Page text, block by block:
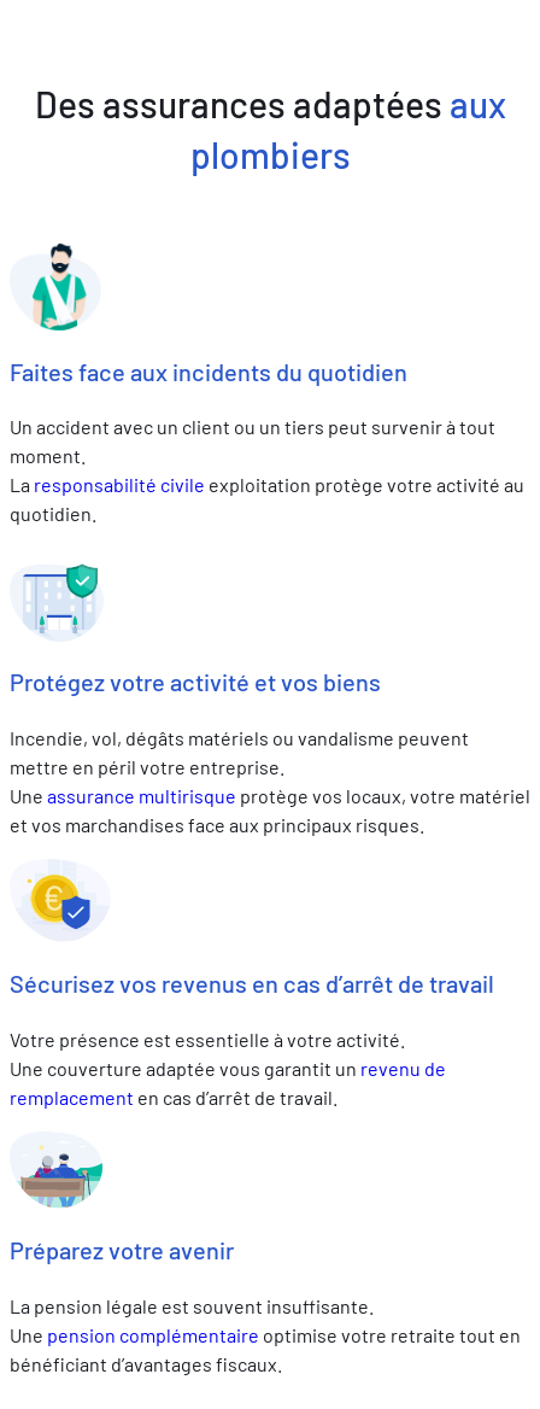
Des assurances adaptées aux
plombiers
Faites face aux incidents du quotidien
Un accident avec un client ou un tiers peut survenir à tout
moment.
La responsabilité civile exploitation protège votre activité au
quotidien.
Protégez votre activité et vos biens
Incendie, vol, dégâts matériels ou vandalisme peuvent
mettre en péril votre entreprise.
Une assurance multirisque protège vos locaux, votre matériel
et vos marchandises face aux principaux risques.
Sécurisez vos revenus en cas d’arrêt de travail
Votre présence est essentielle à votre activité.
Une couverture adaptée vous garantit un revenu de
remplacement en cas d’arrêt de travail.
Préparez votre avenir
La pension légale est souvent insuffisante.
Une pension complémentaire optimise votre retraite tout en
bénéficiant d’avantages fiscaux.